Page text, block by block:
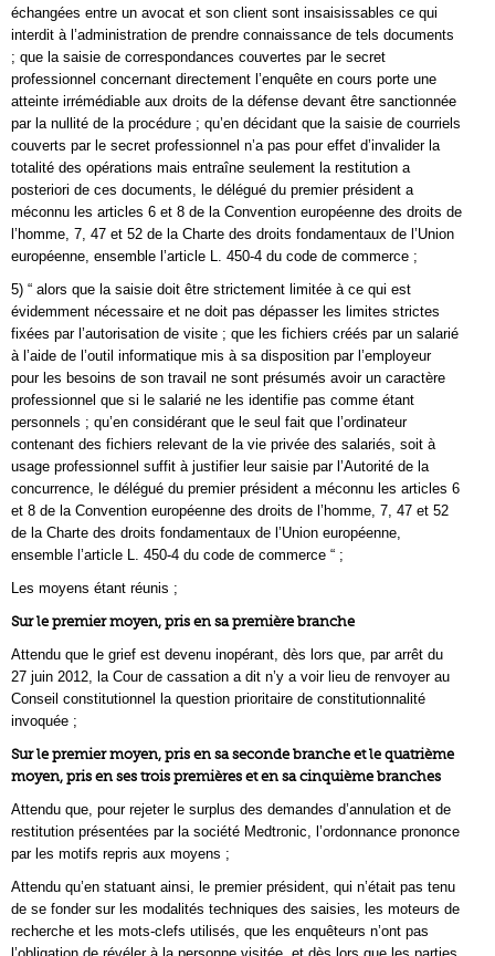
échangées entre un avocat et son client sont insaisissables ce qui
interdit à l’administration de prendre connaissance de tels documents
; que la saisie de correspondances couvertes par le secret
professionnel concernant directement l’enquête en cours porte une
atteinte irrémédiable aux droits de la défense devant être sanctionnée
par la nullité de la procédure ; qu’en décidant que la saisie de courriels
couverts par le secret professionnel n’a pas pour effet d’invalider la
totalité des opérations mais entraîne seulement la restitution a
posteriori de ces documents, le délégué du premier président a
méconnu les articles 6 et 8 de la Convention européenne des droits de
l’homme, 7, 47 et 52 de la Charte des droits fondamentaux de l’Union
européenne, ensemble l’article L. 450-4 du code de commerce ;
5) “ alors que la saisie doit être strictement limitée à ce qui est
évidemment nécessaire et ne doit pas dépasser les limites strictes
fixées par l’autorisation de visite ; que les fichiers créés par un salarié
à l’aide de l’outil informatique mis à sa disposition par l’employeur
pour les besoins de son travail ne sont présumés avoir un caractère
professionnel que si le salarié ne les identifie pas comme étant
personnels ; qu’en considérant que le seul fait que l’ordinateur
contenant des fichiers relevant de la vie privée des salariés, soit à
usage professionnel suffit à justifier leur saisie par l’Autorité de la
concurrence, le délégué du premier président a méconnu les articles 6
et 8 de la Convention européenne des droits de l’homme, 7, 47 et 52
de la Charte des droits fondamentaux de l’Union européenne,
ensemble l’article L. 450-4 du code de commerce “ ;
Les moyens étant réunis ;
Sur le premier moyen, pris en sa première branche
Attendu que le grief est devenu inopérant, dès lors que, par arrêt du
27 juin 2012, la Cour de cassation a dit n’y a voir lieu de renvoyer au
Conseil constitutionnel la question prioritaire de constitutionnalité
invoquée ;
Sur le premier moyen, pris en sa seconde branche et le quatrième
moyen, pris en ses trois premières et en sa cinquième branches
Attendu que, pour rejeter le surplus des demandes d’annulation et de
restitution présentées par la société Medtronic, l’ordonnance prononce
par les motifs repris aux moyens ;
Attendu qu’en statuant ainsi, le premier président, qui n’était pas tenu
de se fonder sur les modalités techniques des saisies, les moteurs de
recherche et les mots-clefs utilisés, que les enquêteurs n’ont pas